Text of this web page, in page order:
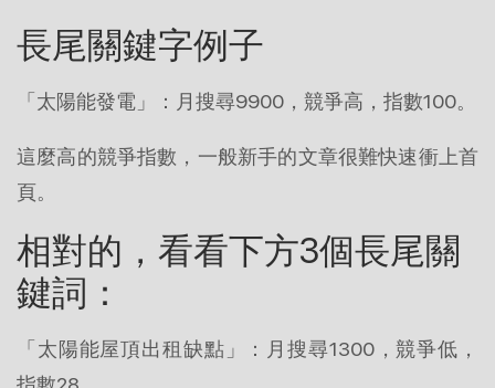
長尾關鍵字例子
「太陽能發電」：月搜尋9900，競爭高，指數100。
這麼高的競爭指數，一般新手的文章很難快速衝上首
頁。
相對的，看看下方3個長尾關
鍵詞：
「太陽能屋頂出租缺點」：月搜尋1300，競爭低，